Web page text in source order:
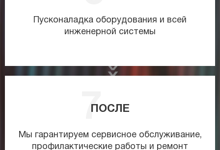
Пусконаладка оборудования и всей
инженерной системы
ПОСЛЕ
Мы гарантируем сервисное обслуживание,
профилактические работы и ремонт